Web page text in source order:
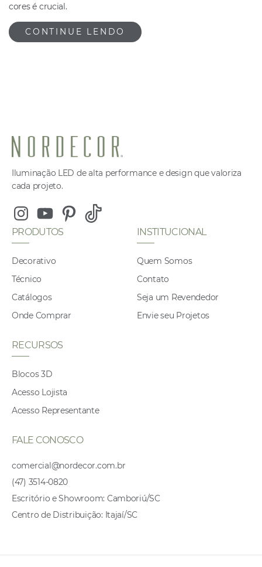
cores é crucial.
CONTINUE LENDO
Iluminação LED de alta performance e design que valoriza
cada projeto.
InstagramYoutubePinterest
Tiktok
PRODUTOS
Decorativo
Técnico
Catálogos
Onde Comprar
INSTITUCIONAL
Quem Somos
Contato
Seja um Revendedor
Envie seu Projetos
RECURSOS
Blocos 3D
Acesso Lojista
Acesso Representante
FALE CONOSCO
comercial@nordecor.com.br
(47) 3514-0820
Escritório e Showroom: Camboriú/SC
Centro de Distribuição: Itajaí/SC